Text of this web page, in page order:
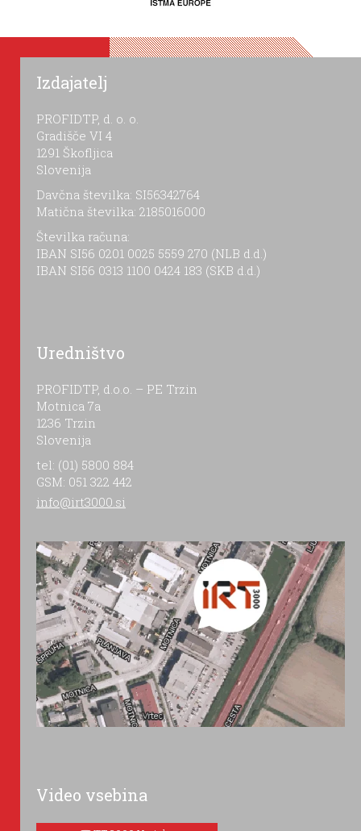
Izdajatelj
PROFIDTP, d. o. o.
Gradišče VI 4
1291 Škofljica
Slovenija
Davčna številka: SI56342764
Matična številka: 2185016000
Številka računa:
IBAN SI56 0201 0025 5559 270 (NLB d.d.)
IBAN SI56 0313 1100 0424 183 (SKB d.d.)
Uredništvo
PROFIDTP, d.o.o. – PE Trzin
Motnica 7a
1236 Trzin
Slovenija
tel: (01) 5800 884
GSM: 051 322 442
info@irt3000.si
Video vsebina